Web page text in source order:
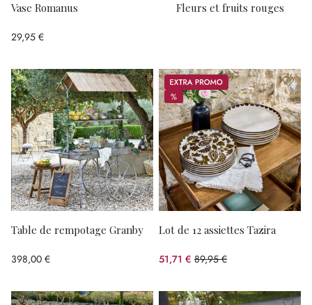
Vase Romanus
29,95 €
Fleurs et fruits rouges
Table de rempotage Granby
398,00 €
Promos
%
%
Lot de 12 assiettes Tazira
51,71 € 89,95 €
(42.51%spared)